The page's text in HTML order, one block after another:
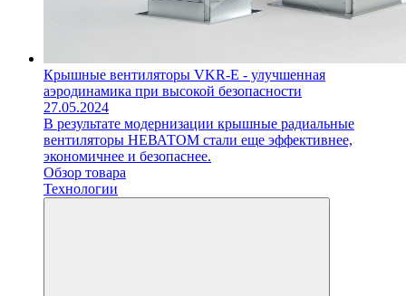
Крышные вентиляторы VKR-E - улучшенная
аэродинамика при высокой безопасности
27.05.2024
В результате модернизации крышные радиальные
вентиляторы НЕВАТОМ стали еще эффективнее,
экономичнее и безопаснее.
Обзор товара
Технологии